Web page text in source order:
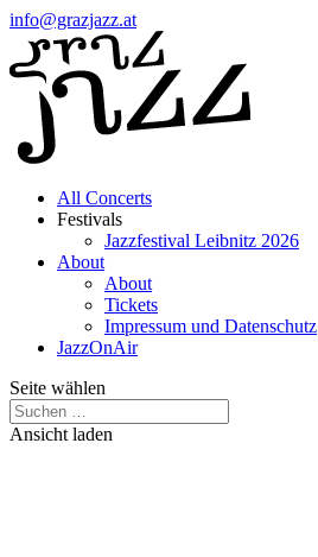
info@grazjazz.at
All Concerts
Festivals
Jazzfestival Leibnitz 2026
About
About
Tickets
Impressum und Datenschutz
JazzOnAir
Seite wählen
Ansicht laden